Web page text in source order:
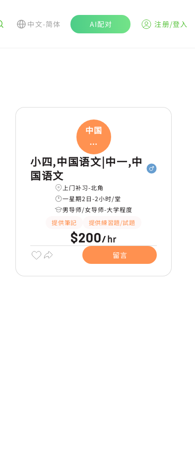
中文-简体 AI配对 注册/登入
中国
语
文|
小四,中国语文|中一,中
国语文
上门补习-北角
一星期2日-2小时/堂
男导师/女导师-大学程度
提供筆記
提供練習題/試題
$200/hr
留言